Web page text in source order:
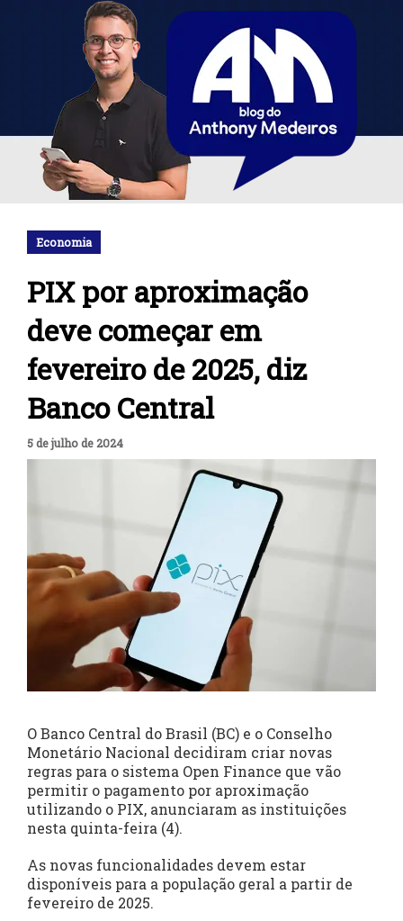
Economia
PIX por aproximação
deve começar em
fevereiro de 2025, diz
Banco Central
5 de julho de 2024
O Banco Central do Brasil (BC) e o Conselho
Monetário Nacional decidiram criar novas
regras para o sistema Open Finance que vão
permitir o pagamento por aproximação
utilizando o PIX, anunciaram as instituições
nesta quinta-feira (4).
As novas funcionalidades devem estar
disponíveis para a população geral a partir de
fevereiro de 2025.